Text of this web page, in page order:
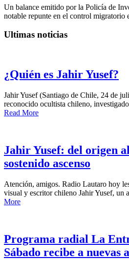
Un balance emitido por la Policía de
notable repunte en el control migratorio
Ultimas noticias
¿Quién es Jahir Yusef?
Jahir Yusef (Santiago de Chile, 24 de
reconocido ocultista chileno,
Read More
Jahir Yusef: del origen
sostenido ascenso
Atención, amigos. Radio Lautaro hoy
visual y escritor chileno Jahir Yusef, un
More
Programa radial La
Sábado recibe a nuevas